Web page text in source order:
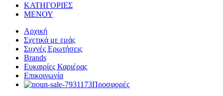
ΚΑΤΗΓΟΡΙΕΣ
ΜΕΝΟΥ
Αρχική
Σχετικά με εμάς
Συχνές Ερωτήσεις
Brands
Ευκαιρίες Καριέρας
Επικοινωνία
Προσφορές